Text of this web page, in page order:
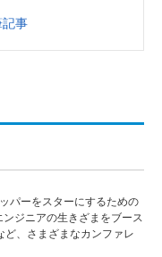
事
パーをスターにするための
ジニアの生きざまをブース
ど、さまざまなカンファレ